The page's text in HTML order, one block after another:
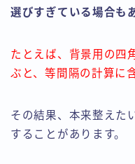
選びすぎている場合も
たとえば、背景用の四
ぶと、等間隔の計算に
その結果、本来整えた
することがあります。